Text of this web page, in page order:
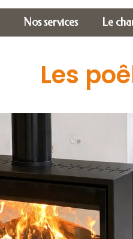
Nos services Le
Les